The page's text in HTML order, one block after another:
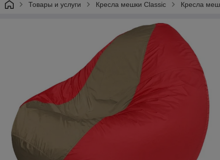
Товары и услуги Кресла мешки Classic Кресла